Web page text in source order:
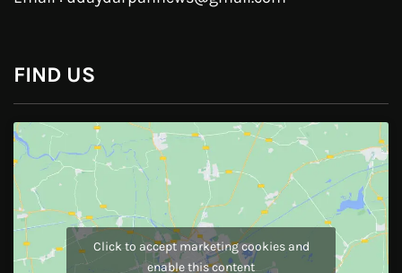
Instagram
JOIN US